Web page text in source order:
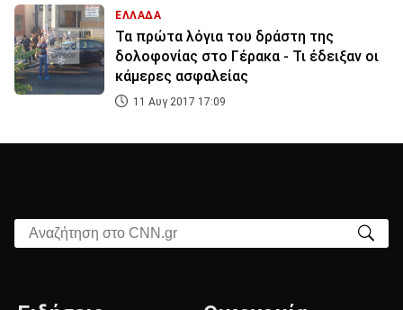
ΕΛΛΑΔΑ
Τα πρώτα λόγια του δράστη της
δολοφονίας στο Γέρακα - Τι έδειξαν οι
κάμερες ασφαλείας
11 Αυγ 2017 17:09
Αναζήτηση στο CNN.gr